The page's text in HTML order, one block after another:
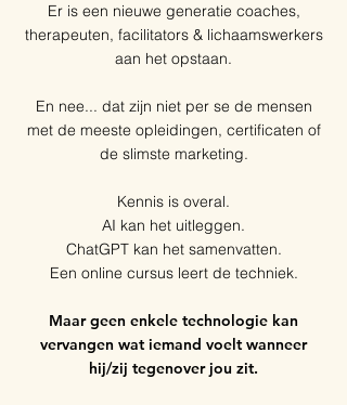
Er is een nieuwe generatie coaches,
therapeuten, facilitators & lichaamswerkers
aan het opstaan.
En nee... dat zijn niet per se de mensen
met de meeste opleidingen, certificaten of
de slimste marketing.
Kennis is overal.
AI kan het uitleggen.
ChatGPT kan het samenvatten.
Een online cursus leert de techniek.
Maar geen enkele technologie kan
vervangen wat iemand voelt wanneer
hij/zij tegenover jou zit.